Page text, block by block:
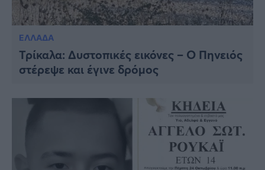
ΕΛΛΑΔΑ
Τρίκαλα: Δυστοπικές εικόνες – Ο Πηνειός
στέρεψε και έγινε δρόμος